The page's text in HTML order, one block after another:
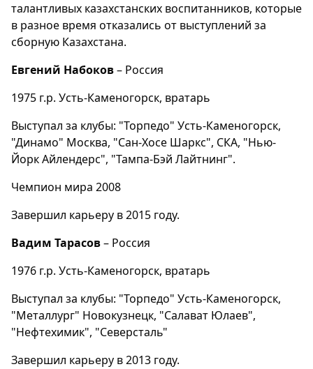
талантливых казахстанских воспитанников, которые
в разное время отказались от выступлений за
сборную Казахстана.
Евгений Набоков– Россия
1975 г.р. Усть-Каменогорск, вратарь
Выступал за клубы: "Торпедо" Усть-Каменогорск,
"Динамо" Москва, "Сан-Хосе Шаркс", СКА, "Нью-
Йорк Айлендерс", "Тампа-Бэй Лайтнинг".
Чемпион мира 2008
Завершил карьеру в 2015 году.
Вадим Тарасов– Россия
1976 г.р. Усть-Каменогорск, вратарь
Выступал за клубы: "Торпедо" Усть-Каменогорск,
"Металлург" Новокузнецк, "Салават Юлаев",
"Нефтехимик", "Северсталь"
Завершил карьеру в 2013 году.